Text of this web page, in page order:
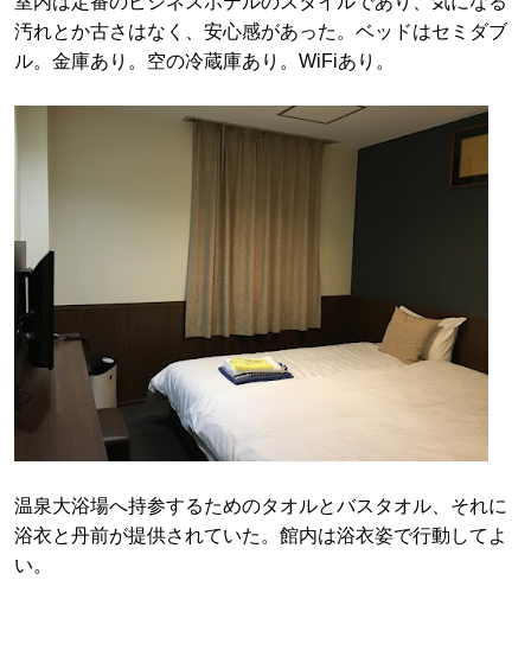
汚れとか古さはなく、安心感があった。ベッドはセミダブ
ル。金庫あり。空の冷蔵庫あり。WiFiあり。
温泉大浴場へ持参するためのタオルとバスタオル、それに
浴衣と丹前が提供されていた。館内は浴衣姿で行動してよ
い。